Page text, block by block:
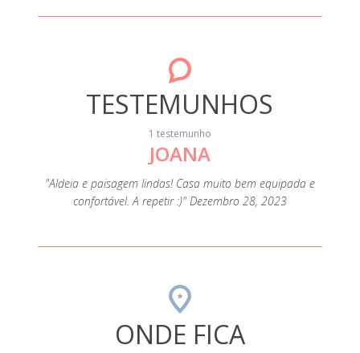
TESTEMUNHOS
1 testemunho
JOANA
"Aldeia e paisagem lindas! Casa muito bem equipada e
confortável. A repetir :)" Dezembro 28, 2023
ONDE FICA